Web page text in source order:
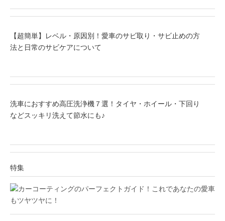
【超簡単】レベル・原因別！愛車のサビ取り・サビ止めの方
法と日常のサビケアについて
洗車におすすめ高圧洗浄機７選！タイヤ・ホイール・下回り
などスッキリ洗えて節水にも♪
特集